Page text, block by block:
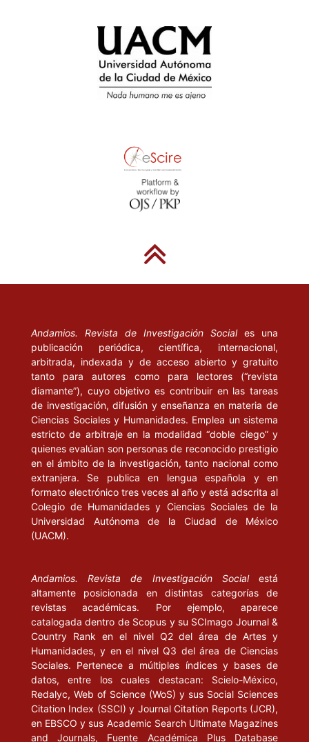
Andamios. Revista de Investigación Social es una
publicación periódica, científica, internacional,
arbitrada, indexada y de acceso abierto y gratuito
tanto para autores como para lectores (“revista
diamante”), cuyo objetivo es contribuir en las tareas
de investigación, difusión y enseñanza en materia de
Ciencias Sociales y Humanidades. Emplea un sistema
estricto de arbitraje en la modalidad “doble ciego” y
quienes evalúan son personas de reconocido prestigio
en el ámbito de la investigación, tanto nacional como
extranjera. Se publica en lengua española y en
formato electrónico tres veces al año y está adscrita al
Colegio de Humanidades y Ciencias Sociales de la
Universidad Autónoma de la Ciudad de México
(UACM).
Andamios. Revista de Investigación Socialestá
altamente posicionada en distintas categorías de
revistas académicas. Por ejemplo, aparece
catalogada dentro de Scopus y su SCImago Journal &
Country Rank en el nivel Q2 del área de Artes y
Humanidades, y en el nivel Q3 del área de Ciencias
Sociales. Pertenece a múltiples índices y bases de
datos, entre los cuales destacan: Scielo-México,
Redalyc, Web of Science (WoS) y sus Social Sciences
Citation Index (SSCI) y Journal Citation Reports (JCR),
en EBSCO y sus Academic Search Ultimate Magazines
and Journals, Fuente Académica Plus Database